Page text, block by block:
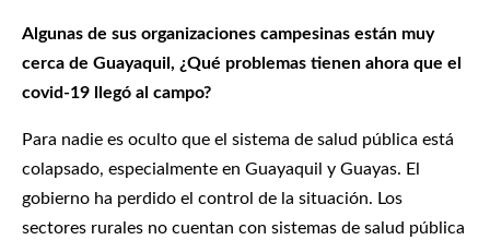
Algunas de sus organizaciones campesinas están muy
cerca de Guayaquil, ¿Qué problemas tienen ahora que el
covid-19 llegó al campo?
Para nadie es oculto que el sistema de salud pública está
colapsado, especialmente en Guayaquil y Guayas. El
gobierno ha perdido el control de la situación. Los
sectores rurales no cuentan con sistemas de salud pública